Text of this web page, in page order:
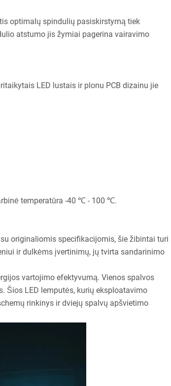
optimalų spindulių pasiskirstymą tiek
atstumo jis žymiai pagerina vairavimo
LED lustais ir plonu PCB dizainu jie
temperatūra -40 ℃ - 100 ℃.
originaliomis specifikacijomis, šie žibintai turi
ir dulkėms įvertinimų, jų tvirta sandarinimo
vartojimo efektyvumą. Vienos spalvos
Šios LED lemputės, kurių eksploatavimo
rinkinys ir dviejų spalvų apšvietimo